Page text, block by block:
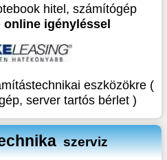
hitel, számítógép
online igényléssel
eszközökre (
server tartós bérlet )
szerviz